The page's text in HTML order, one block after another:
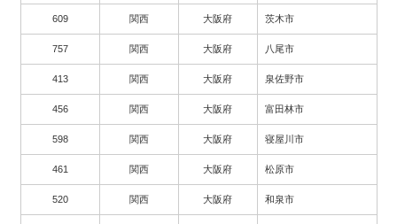
609 関西 大阪府 茨木市
757 関西 大阪府 八尾市
413 関西 大阪府 泉佐野市
456 関西 大阪府 富田林市
598 関西 大阪府 寝屋川市
461 関西 大阪府 松原市
520 関西 大阪府 和泉市